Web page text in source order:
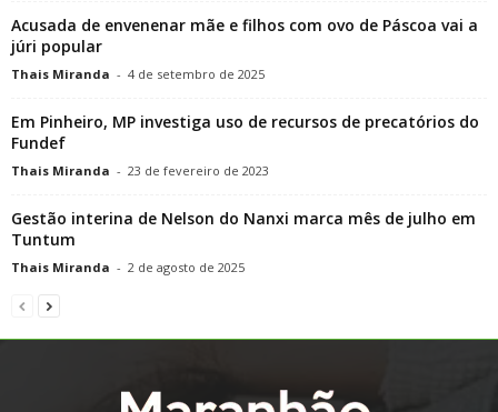
Acusada de envenenar mãe e filhos com ovo de Páscoa vai a
júri popular
Thais Miranda - 4 de setembro de 2025
Em Pinheiro, MP investiga uso de recursos de precatórios do
Fundef
Thais Miranda - 23 de fevereiro de 2023
Gestão interina de Nelson do Nanxi marca mês de julho em
Tuntum
Thais Miranda - 2 de agosto de 2025